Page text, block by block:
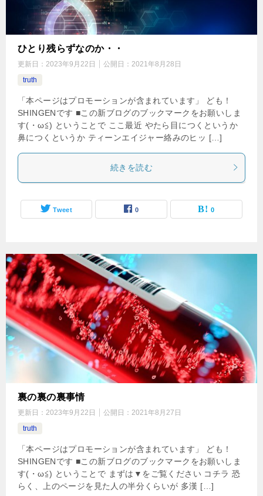
ひとり残らずなのか・・
更新日： 2023年9月22日 公開日： 2021年8月28日
truth
「本ページはプロモーションが含まれています」 ども！
SHINGENです ■この新ブログのブックマークをお願いしま
す(・ω≦) ということで ここ最近 やたら目につくというか
鼻につくというか ティーンエイジャー絡みのヒッ […]
続きを読む
Tweet 0 0
裏の裏の裏事情
更新日： 2023年9月22日 公開日： 2021年8月27日
truth
「本ページはプロモーションが含まれています」 ども！
SHINGENです ■この新ブログのブックマークをお願いしま
す(・ω≦) ということで まずは▼をご覧ください コチラ 恐
らく、上のページを見た人の半分くらいが 多漢 […]